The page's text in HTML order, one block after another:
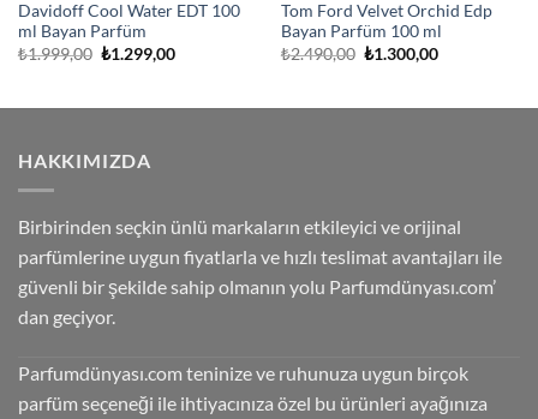
Davidoff Cool Water EDT 100
ml Bayan Parfüm
₺1.999,00 Orijinal
₺1.299,00Şu
Tom Ford Velvet Orchid Edp
Bayan Parfüm 100 ml
₺2.490,00 Orijinal
₺1.300,00Şu
HAKKIMIZDA
Birbirinden seçkin ünlü markaların etkileyici ve orijinal
parfümlerine uygun fiyatlarla ve hızlı teslimat avantajları ile
güvenli bir şekilde sahip olmanın yolu Parfumdünyası.com’
dan geçiyor.
Parfumdünyası.com teninize ve ruhunuza uygun birçok
parfüm seçeneği ile ihtiyacınıza özel bu ürünleri ayağınıza